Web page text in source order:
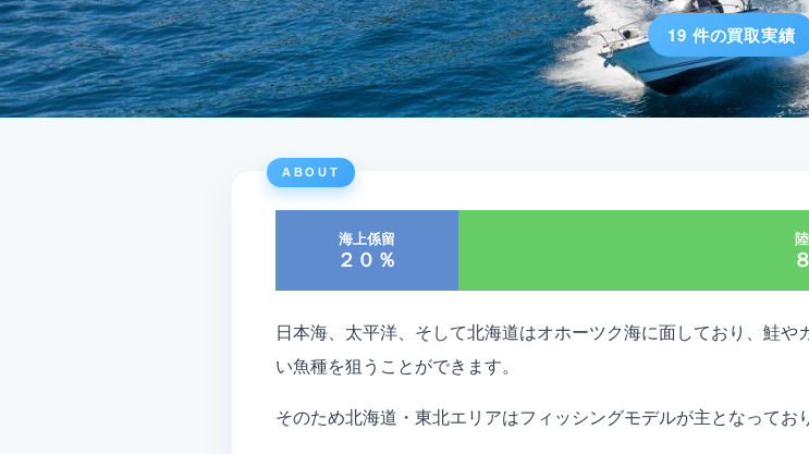
19 件の買取実績
海上係留
２０％
日本海、太平洋、そして北海道はオホーツク海に面しており、鮭
い魚種を狙うことができます。
そのため北海道・東北エリアはフィッシングモデルが主となってお